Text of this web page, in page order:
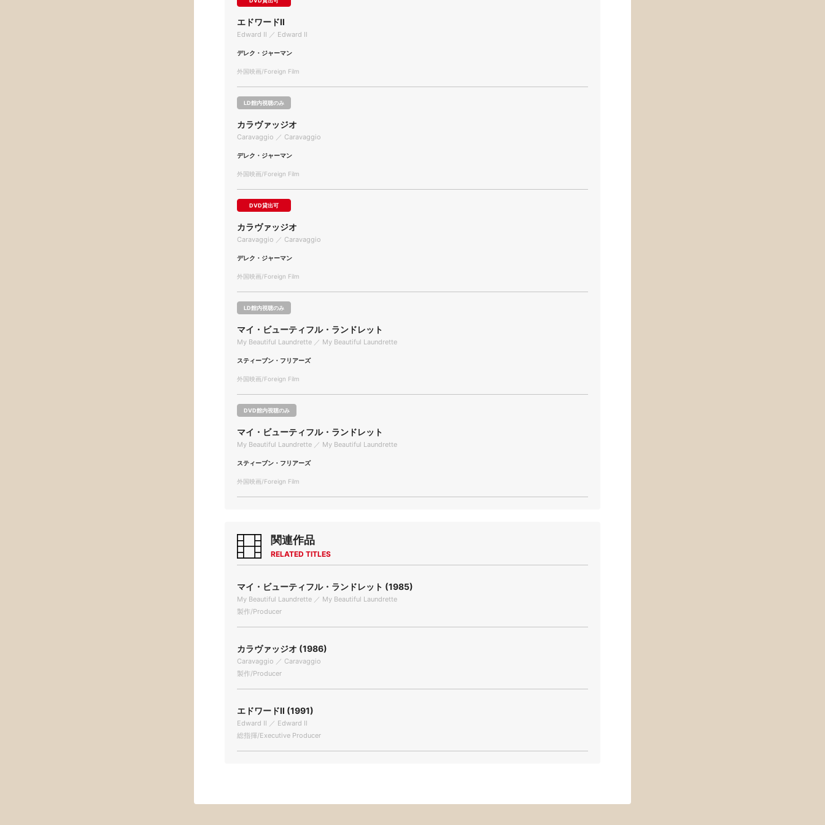
エドワードⅡ
Edward Ⅱ ／ Edward Ⅱ
デレク・ジャーマン
外国映画/Foreign Film
LD館内視聴のみ
カラヴァッジオ
Caravaggio ／ Caravaggio
デレク・ジャーマン
外国映画/Foreign Film
DVD貸出可
カラヴァッジオ
Caravaggio ／ Caravaggio
デレク・ジャーマン
外国映画/Foreign Film
LD館内視聴のみ
マイ・ビューティフル・ランドレット
My Beautiful Laundrette ／ My Beautiful Laundrette
スティーブン・フリアーズ
外国映画/Foreign Film
DVD館内視聴のみ
マイ・ビューティフル・ランドレット
My Beautiful Laundrette ／ My Beautiful Laundrette
スティーブン・フリアーズ
外国映画/Foreign Film
関連作品
RELATED TITLES
マイ・ビューティフル・ランドレット (1985)
My Beautiful Laundrette ／ My Beautiful Laundrette
製作/Producer
カラヴァッジオ (1986)
Caravaggio ／ Caravaggio
製作/Producer
エドワードⅡ (1991)
Edward Ⅱ ／ Edward Ⅱ
総指揮/Executive Producer